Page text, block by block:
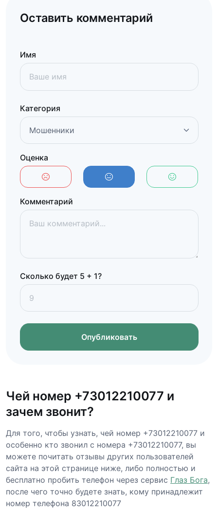
Оставить комментарий
Имя
Категория
Оценка
Комментарий
Сколько будет 5 + 1?
Опубликовать
Чей номер +73012210077 и
зачем звонит?
Для того, чтобы узнать, чей номер +73012210077 и
особенно кто звонил с номера +73012210077, вы
можете почитать отзывы других пользователей
сайта на этой странице ниже, либо полностью и
бесплатно пробить телефон через сервис Глаз Бога,
после чего точно будете знать, кому принадлежит
номер телефона 83012210077